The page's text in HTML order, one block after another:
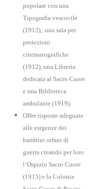
popolare con una
Tipografia vescovile
(1912), una sala per
proiezioni
cinematografiche
(1912), una Libreria
dedicata al Sacro Cuore
e una Biblioteca
ambulante (1919).
Offre risposte adeguate
alle esigenze dei
bambini orfani di
guerra creando per loro
l’Ospizio Sacro Cuore
(1915) e la Colonia